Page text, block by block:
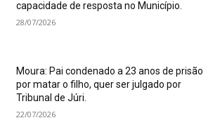
capacidade de resposta no Município.
28/07/2026
Moura: Pai condenado a 23 anos de prisão
por matar o filho, quer ser julgado por
Tribunal de Júri.
22/07/2026